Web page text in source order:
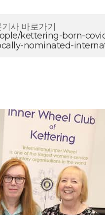
사 바로가기
kettering-born-
nominated-